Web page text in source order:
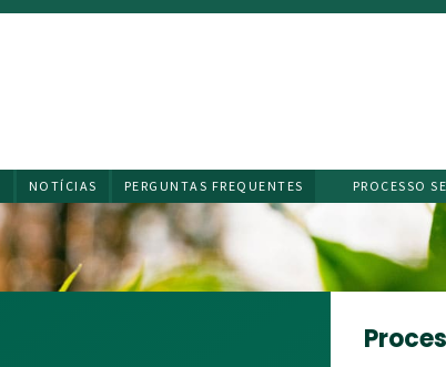
NOTÍCIAS PERGUNTAS FREQUENTES PROCESSO